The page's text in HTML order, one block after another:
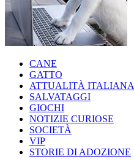
CANE
GATTO
ATTUALITÀ ITALIANA
SALVATAGGI
GIOCHI
NOTIZIE CURIOSE
SOCIETÀ
VIP
STORIE DI ADOZIONE